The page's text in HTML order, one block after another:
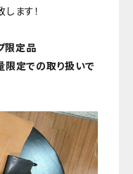
ます！
限定品
限定での取り扱いで